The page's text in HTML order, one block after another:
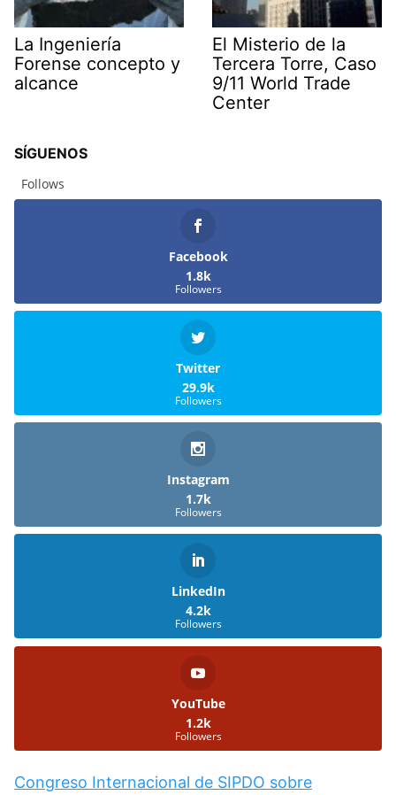
La Ingeniería
Forense concepto y
alcance
El Misterio de la
Tercera Torre, Caso
9/11 World Trade
Center
SÍGUENOS
Follows
Facebook
1.8k
Followers
Twitter
29.9k
Followers
Instagram
1.7k
Followers
LinkedIn
4.2k
Followers
YouTube
1.2k
Followers
Congreso Internacional de SIPDO sobre